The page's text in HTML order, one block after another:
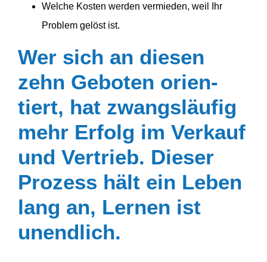
Welche Kosten werden vermieden, weil Ihr
Problem gelöst ist.
Wer sich an diesen
zehn Geboten orien­
tiert, hat zwangs­läufig
mehr Erfolg im Verkauf
und Vertrieb. Dieser
Prozess hält ein Leben
lang an, Lernen ist
unendlich.